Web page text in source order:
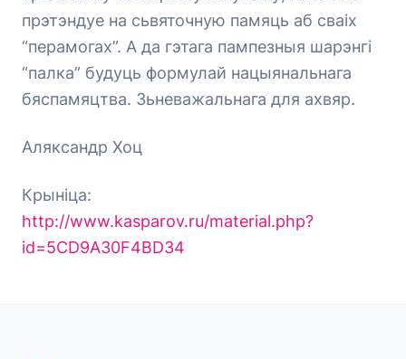
прэтэндуе на сьвяточную памяць аб сваіх
“перамогах”. А да гэтага пампезныя шарэнгі
“палка” будуць формулай нацыянальнага
бяспамяцтва. Зьневажальнага для ахвяр.
Аляксандр Хоц
Крыніца:
http://www.kasparov.ru/material.php?
id=5CD9A30F4BD34